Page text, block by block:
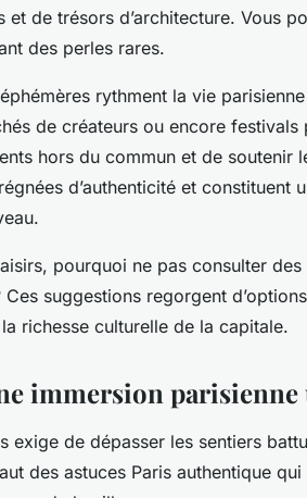
de trésors d’architecture. Vous
des perles rares.
rythment la vie
de créateurs ou encore festivals
hors du commun et de soutenir
d’authenticité et constituent
pourquoi ne pas consulter des
suggestions regorgent
richesse culturelle de la capitale.
immersion
exige de dépasser les sentiers
des astuces Paris authentique qui